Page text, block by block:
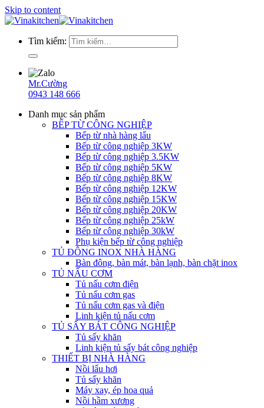
Skip to content
Tìm kiếm:
Mr.Cường
0943 148 666
Danh mục sản phẩm
BẾP TỪ CÔNG NGHIỆP
Bếp từ nhà hàng lẩu
Bếp từ công nghiệp 3KW
Bếp từ công nghiệp 3.5KW
Bếp từ công nghiệp 5KW
Bếp từ công nghiệp 8KW
Bếp từ công nghiệp 12KW
Bếp từ công nghiệp 15KW
Bếp từ công nghiệp 20KW
Bếp từ công nghiệp 25kW
Bếp từ công nghiệp 30kW
Phụ kiện bếp từ công nghiệp
TỦ ĐÔNG INOX NHÀ HÀNG
Bàn đông, bàn mát, bàn lạnh, bàn chặt inox
TỦ NẤU CƠM
Tủ nấu cơm điện
Tủ nấu cơm gas
Tủ nấu cơm gas và điện
Linh kiện tủ nấu cơm
TỦ SẤY BÁT CÔNG NGHIỆP
Tủ sấy khăn
Linh kiện tủ sấy bát công nghiệp
THIẾT BỊ NHÀ HÀNG
Nồi lẩu hơi
Tủ sấy khăn
Máy xay, ép hoa quả
Nồi hầm xương